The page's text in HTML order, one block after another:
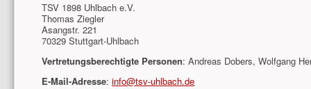
TSV 1898 Uhlbach e.V.
Thomas Ziegler
Asangstr. 221
70329 Stuttgart-Uhlbach
Vertretungsberechtigte Personen: Andreas Dobers, Wolfgang
E-Mail-Adresse:info@tsv-uhlbach.de